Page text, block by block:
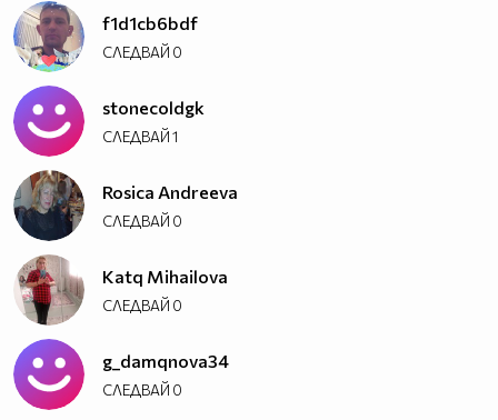
f1d1cb6bdf
СЛЕДВАЙ 0
stonecoldgk
СЛЕДВАЙ1
Rosica Andreeva
СЛЕДВАЙ 0
Katq Mihailova
СЛЕДВАЙ 0
g_damqnova34
СЛЕДВАЙ 0